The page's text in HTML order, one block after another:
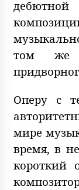
том же
Оперу с
мире
время, в
короткий